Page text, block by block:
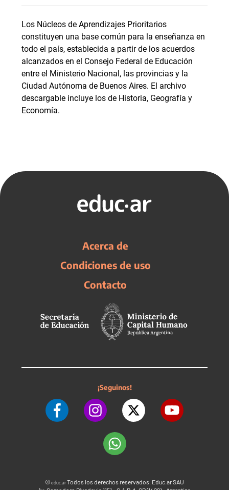
Los Núcleos de Aprendizajes Prioritarios
constituyen una base común para la enseñanza en
todo el país, establecida a partir de los acuerdos
alcanzados en el Consejo Federal de Educación
entre el Ministerio Nacional, las provincias y la
Ciudad Autónoma de Buenos Aires. El archivo
descargable incluye los de Historia, Geografía y
Economía.
Acerca de
Condiciones de uso
Contacto
¡Seguinos!
©educ.arTodos los derechos reservados. Educ.ar SAU